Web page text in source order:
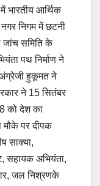
भारतीय आर्थिक
निगम में छटनी
जांच समिति के
पथ निर्माण ने
अंग्रेजी हुकूमत ने
ने 15 सितंबर
को देश का
मौके पर दीपक
साक्या,
सहायक अभियंता,
जल निश्रणके